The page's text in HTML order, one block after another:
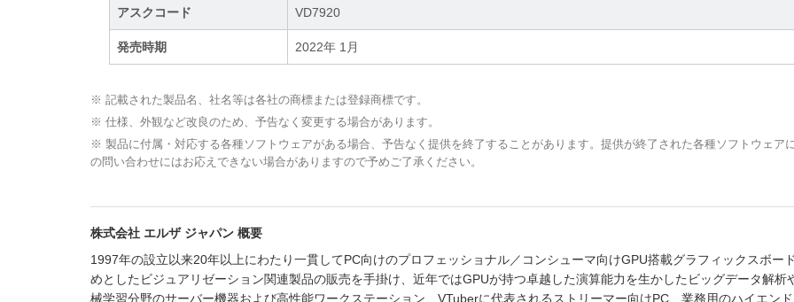
アスクコード VD7920
発売時期 2022年 1月
※ 記載された製品名、社名等は各社の商標または登録商標です。
※ 仕様、外観など改良のため、予告なく変更する場合があります。
※ 製品に付属・対応する各種ソフトウェアがある場合、予告なく提供を終了することがあります。提供が終了された各種ソフトウェア
の問い合わせにはお応えできない場合がありますので予めご了承ください。
株式会社 エルザ ジャパン 概要
1997年の設立以来20年以上にわたり一貫してPC向けのプロフェッショナル／コンシューマ向けGPU搭載グラフィックスボー
めとしたビジュアリゼーション関連製品の販売を手掛け、近年ではGPUが持つ卓越した演算能力を生かしたビッグデータ解析
械学習分野のサーバー機器および高性能ワークステーション、VTuberに代表されるストリーマー向けPC、業務用のハイエン